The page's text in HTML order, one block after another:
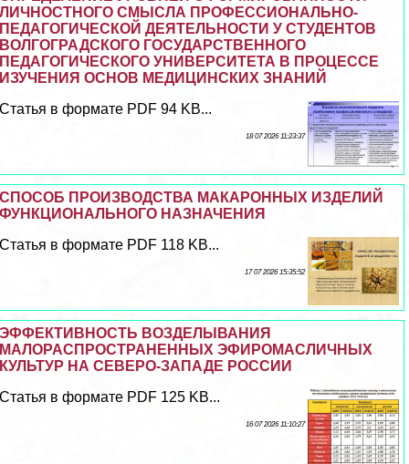
ЛИЧНОСТНОГО СМЫСЛА ПРОФЕССИОНАЛЬНО-
ПЕДАГОГИЧЕСКОЙ ДЕЯТЕЛЬНОСТИ У СТУДЕНТОВ
ВОЛГОГРАДСКОГО ГОСУДАРСТВЕННОГО
ПЕДАГОГИЧЕСКОГО УНИВЕРСИТЕТА В ПРОЦЕССЕ
ИЗУЧЕНИЯ ОСНОВ МЕДИЦИНСКИХ ЗНАНИЙ
Статья в формате PDF 94 KB...
18 07 2026 11:23:37
СПОСОБ ПРОИЗВОДСТВА МАКАРОННЫХ ИЗДЕЛИЙ
ФУНКЦИОНАЛЬНОГО НАЗНАЧЕНИЯ
Статья в формате PDF 118 KB...
17 07 2026 15:35:52
ЭФФЕКТИВНОСТЬ ВОЗДЕЛЫВАНИЯ
МАЛОРАСПРОСТРАНЕННЫХ ЭФИРОМАСЛИЧНЫХ
КУЛЬТУР НА СЕВЕРО-ЗАПАДЕ РОССИИ
Статья в формате PDF 125 KB...
16 07 2026 11:10:27